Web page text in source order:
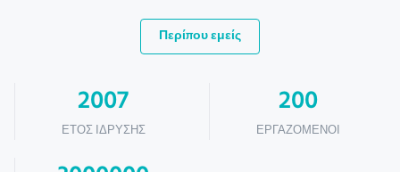
Περίπου εμείς
2007
ΈΤΟΣ ΊΔΡΥΣΗΣ
200
ΕΡΓΑΖΌΜΕΝΟΙ